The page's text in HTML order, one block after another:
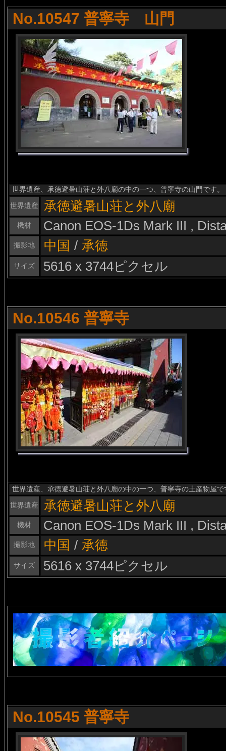
No.10547 普寧寺 山門
世界遺産、承徳避暑山荘と外八廟の中の一つ、普寧寺の山門です。
世界遺産
承徳避暑山荘と外八廟
機材 Canon EOS-1Ds Mark III ,
撮影地 中国 / 承徳
サイズ 5616 x 3744ピクセル
No.10546 普寧寺
世界遺産、承徳避暑山荘と外八廟の中の一つ、普寧寺の土産物屋で
世界遺産
承徳避暑山荘と外八廟
機材 Canon EOS-1Ds Mark III ,
撮影地 中国 / 承徳
サイズ 5616 x 3744ピクセル
No.10545 普寧寺